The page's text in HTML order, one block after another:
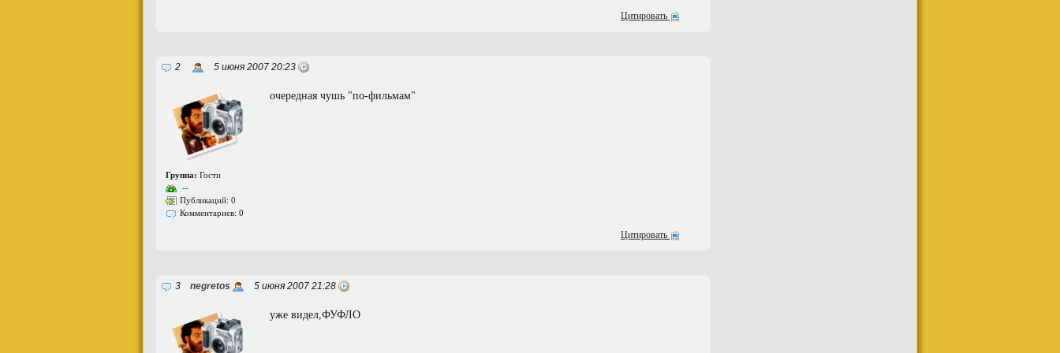
Цитировать
2 5 июня 2007 20:23
Группа: Гости
--
Публикаций: 0
Комментариев: 0
очередная чушь "по-фильмам"
Цитировать
3 negretos 5 июня 2007 21:28
уже видел,ФУФЛО